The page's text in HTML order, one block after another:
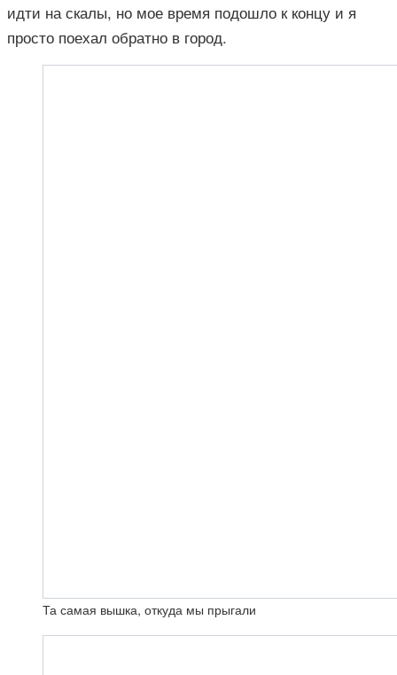
идти на скалы, но мое время подошло к концу и я
просто поехал обратно в город.
Та самая вышка, откуда мы прыгали